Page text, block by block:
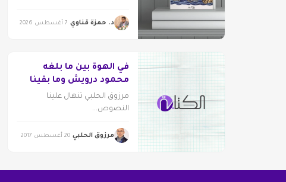
د. حمزة قناوي 7 أغسطس 2026
في الهوة بين ما بلغه
محمود درويش وما بقينا
عليه! أو.. حين “يغتال”
الجمهور شاعره
مرزوق الحلبي تنهال علينا
النصوص...
مرزوق الحلبي 20 أغسطس 2017